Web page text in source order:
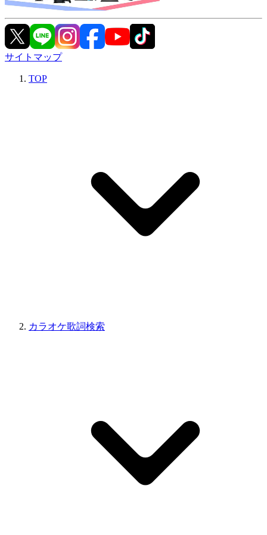
サイトマップ
TOP
カラオケ歌詞検索